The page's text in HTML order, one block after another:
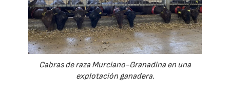
Cabras de raza Murciano-Granadina en una
explotación ganadera.